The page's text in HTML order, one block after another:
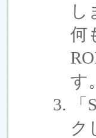
し
何
す。
ク